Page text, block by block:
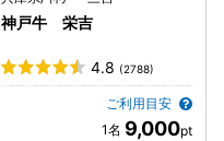
神戸牛 栄吉
4.8 (2788)
ご利用目安
9,000